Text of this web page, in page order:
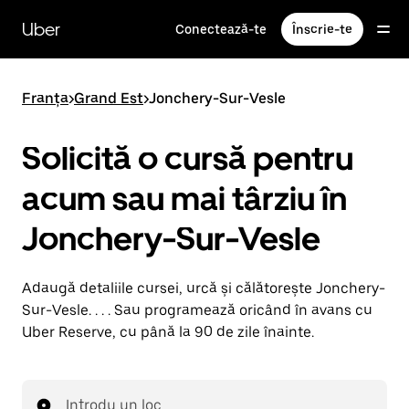
direct
conținutul
principal
Uber Conectează-te Înscrie-te
Franța>Grand Est>Jonchery-Sur-Vesle
Solicită o cursă pentru
acum sau mai târziu în
Jonchery-Sur-Vesle
Adaugă detaliile cursei, urcă și călătorește Jonchery-
Sur-Vesle. . . . Sau programează oricând în avans cu
Uber Reserve, cu până la 90 de zile înainte.
Introdu un loc